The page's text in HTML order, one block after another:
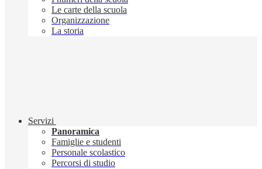
Le carte della scuola
Organizzazione
La storia
Servizi
Panoramica
Famiglie e studenti
Personale scolastico
Percorsi di studio